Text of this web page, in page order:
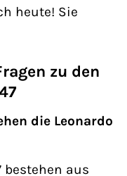
heute! Sie
zu den
die Leonardo
bestehen aus